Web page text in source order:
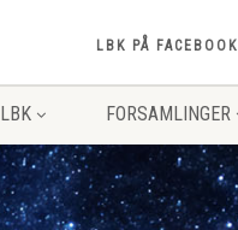
LBK PÅ FACEBOOK
LBK FORSAMLINGER